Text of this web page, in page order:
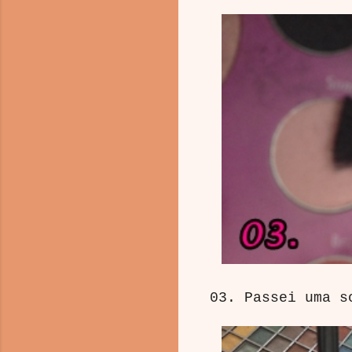
03. Passei uma